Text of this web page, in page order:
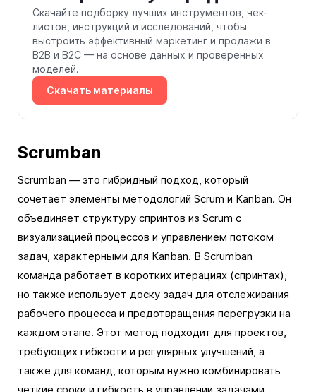
Скачайте подборку лучших инструментов, чек-
листов, инструкций и исследований, чтобы
выстроить эффективный маркетинг и продажи в
B2B и B2C — на основе данных и проверенных
моделей.
Скачать материалы
Scrumban
Scrumban — это гибридный подход, который
сочетает элементы методологий Scrum и Kanban. Он
объединяет структуру спринтов из Scrum с
визуализацией процессов и управлением потоком
задач, характерными для Kanban. В Scrumban
команда работает в коротких итерациях (спринтах),
но также использует доску задач для отслеживания
рабочего процесса и предотвращения перегрузки на
каждом этапе. Этот метод подходит для проектов,
требующих гибкости и регулярных улучшений, а
также для команд, которым нужно комбинировать